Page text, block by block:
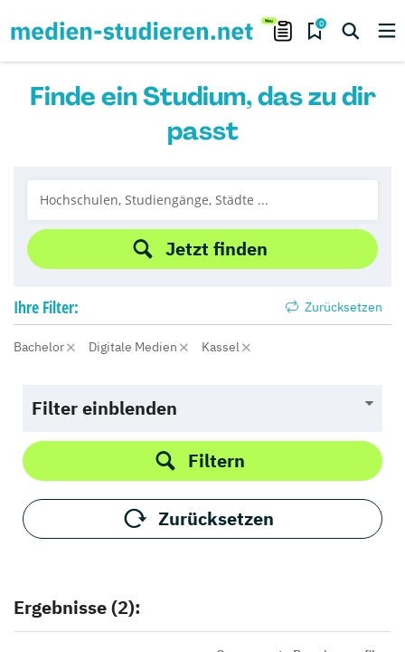
0
Finde ein Studium, das zu dir
passt
Jetzt finden
Ihre Filter: Zurücksetzen
Bachelor Digitale Medien Kassel
Filter einblenden
Filtern
Zurücksetzen
Ergebnisse (2):